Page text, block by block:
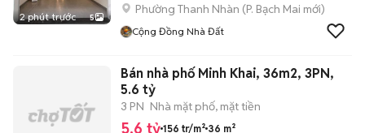
2 phút trước 5
Phường Thanh Nhàn (P. Bạch Mai mới)
Cộng Đồng Nhà Đất
Bán nhà phố Minh Khai, 36m2, 3PN,
5.6 tỷ
3 PN Nhà mặt phố, mặt tiền
5,6 tỷ 156 tr/m² 36 m²